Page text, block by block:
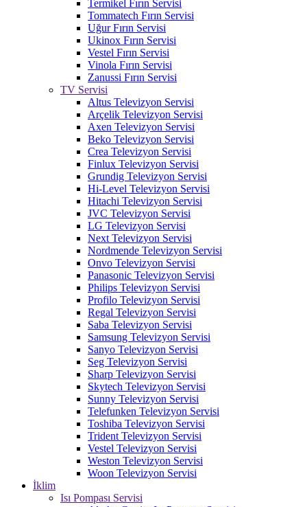
Termikel Fırın Servisi
Tommatech Fırın Servisi
Uğur Fırın Servisi
Ukinox Fırın Servisi
Vestel Fırın Servisi
Vinola Fırın Servisi
Zanussi Fırın Servisi
TV Servisi
Altus Televizyon Servisi
Arçelik Televizyon Servisi
Axen Televizyon Servisi
Beko Televizyon Servisi
Crea Televizyon Servisi
Finlux Televizyon Servisi
Grundig Televizyon Servisi
Hi-Level Televizyon Servisi
Hitachi Televizyon Servisi
JVC Televizyon Servisi
LG Televizyon Servisi
Next Televizyon Servisi
Nordmende Televizyon Servisi
Onvo Televizyon Servisi
Panasonic Televizyon Servisi
Philips Televizyon Servisi
Profilo Televizyon Servisi
Regal Televizyon Servisi
Saba Televizyon Servisi
Samsung Televizyon Servisi
Sanyo Televizyon Servisi
Seg Televizyon Servisi
Sharp Televizyon Servisi
Skytech Televizyon Servisi
Sunny Televizyon Servisi
Telefunken Televizyon Servisi
Toshiba Televizyon Servisi
Trident Televizyon Servisi
Vestel Televizyon Servisi
Weston Televizyon Servisi
Woon Televizyon Servisi
İklim
Isı Pompası Servisi